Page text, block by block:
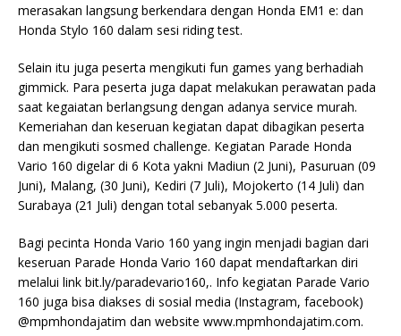
merasakan langsung berkendara dengan Honda EM1 e: dan
Honda Stylo 160 dalam sesi riding test.
Selain itu juga peserta mengikuti fun games yang berhadiah
gimmick. Para peserta juga dapat melakukan perawatan pada
saat kegaiatan berlangsung dengan adanya service murah.
Kemeriahan dan keseruan kegiatan dapat dibagikan peserta
dan mengikuti sosmed challenge. Kegiatan Parade Honda
Vario 160 digelar di 6 Kota yakni Madiun (2 Juni), Pasuruan (09
Juni), Malang, (30 Juni), Kediri (7 Juli), Mojokerto (14 Juli) dan
Surabaya (21 Juli) dengan total sebanyak 5.000 peserta.
Bagi pecinta Honda Vario 160 yang ingin menjadi bagian dari
keseruan Parade Honda Vario 160 dapat mendaftarkan diri
melalui link bit.ly/paradevario160,. Info kegiatan Parade Vario
160 juga bisa diakses di sosial media (Instagram, facebook)
@mpmhondajatim dan website www.mpmhondajatim.com.